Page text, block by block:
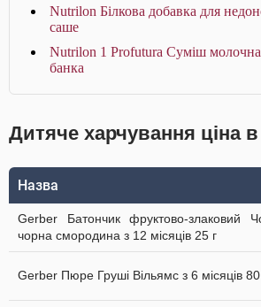
Nutrilon Білкова добавка для
саше
Nutrilon 1 Profutura Суміш молочна
банка
Дитяче харчування ціна в
Назва
Gerber Батончик фруктово-злаковий
чорна смородина з 12 місяців 25 г
Gerber Пюре Груші Вільямс з 6 місяців